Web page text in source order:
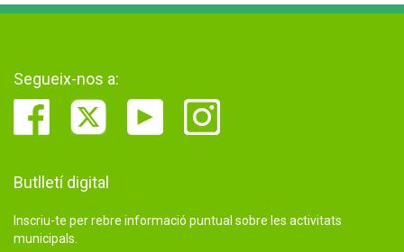
Segueix-nos a:
Butlletí digital
Inscriu-te per rebre informació puntual sobre les activitats
municipals.